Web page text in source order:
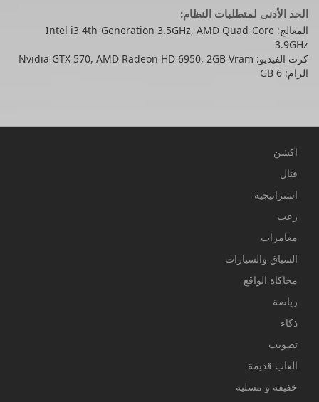
الحد الأدنى لمتطلبات النظام:
المعالج: Intel i3 4th-Generation 3.5GHz, AMD Quad-Core
3.9GHz
كرت الفيديو: Nvidia GTX 570, AMD Radeon HD 6950, 2GB Vram
الرام: 6 GB
اكشن
قتال
استراتيجية
رعب
مغامرات
السباق والسيارات
محاكاة الواقع
رياضة
ذكاء
تصويب
العاب قديمة
خفيفة و مسلية